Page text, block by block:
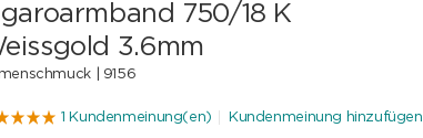
750/18 K
3.6mm
| 9156
1 Kundenmeinung(en) Kundenmeinung hinzufügen